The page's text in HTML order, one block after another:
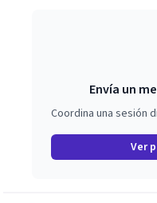
Envía un
Coordina una sesión
Ver